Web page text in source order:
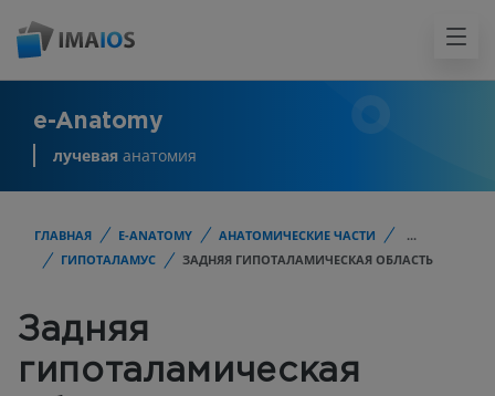
e-Anatomy
лучевая анатомия
ГЛАВНАЯ E-ANATOMY АНАТОМИЧЕСКИЕ ЧАСТИ
...
ГИПОТАЛАМУС
ЗАДНЯЯ ГИПОТАЛАМИЧЕСКАЯ ОБЛАСТЬ
Задняя
гипоталамическая